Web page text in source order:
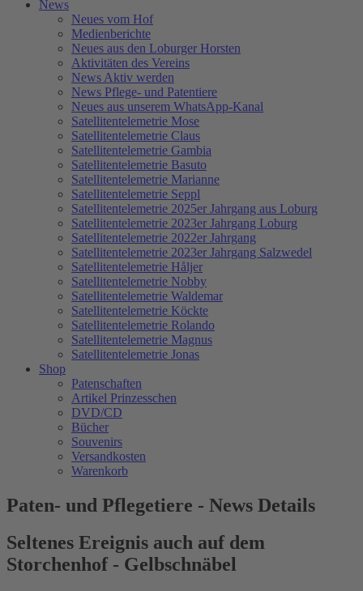
News
Neues vom Hof
Medienberichte
Neues aus den Loburger Horsten
Aktivitäten des Vereins
News Aktiv werden
News Pflege- und Patentiere
Neues aus unserem WhatsApp-Kanal
Satellitentelemetrie Mose
Satellitentelemetrie Claus
Satellitentelemetrie Gambia
Satellitentelemetrie Basuto
Satellitentelemetrie Marianne
Satellitentelemetrie Seppl
Satellitentelemetrie 2025er Jahrgang aus Loburg
Satellitentelemetrie 2023er Jahrgang Loburg
Satellitentelemetrie 2022er Jahrgang
Satellitentelemetrie 2023er Jahrgang Salzwedel
Satellitentelemetrie Håljer
Satellitentelemetrie Nobby
Satellitentelemetrie Waldemar
Satellitentelemetrie Köckte
Satellitentelemetrie Rolando
Satellitentelemetrie Magnus
Satellitentelemetrie Jonas
Shop
Patenschaften
Artikel Prinzesschen
DVD/CD
Bücher
Souvenirs
Versandkosten
Warenkorb
Paten- und Pflegetiere - News Details
Seltenes Ereignis auch auf dem
Storchenhof - Gelbschnäbel